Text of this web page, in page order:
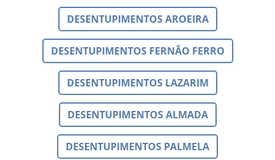
DESENTUPIMENTOS AROEIRA
DESENTUPIMENTOS FERNÃO FERRO
DESENTUPIMENTOS LAZARIM
DESENTUPIMENTOS ALMADA
DESENTUPIMENTOS PALMELA